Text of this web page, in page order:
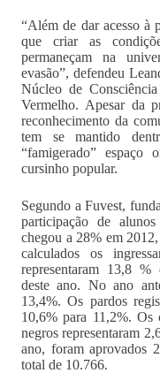
“Além de dar acesso à
que criar as
permaneçam na
evasão”, defendeu
Núcleo de
Vermelho. Apesar da
reconhecimento da
tem se mantido
“famigerado” espaço
cursinho popular.
Segundo a Fuvest,
participação de
chegou a 28% em
calculados os
representaram 13,8
deste ano. No ano
13,4%. Os pardos
10,6% para 11,2%. Os
negros representaram
ano, foram aprovados
total de 10.766.